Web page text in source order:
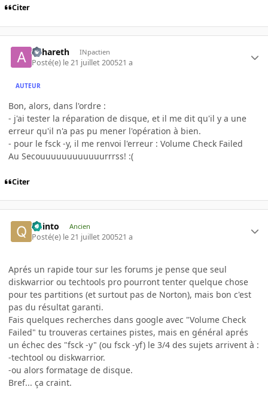
Citer
Ashareth INpactien
Posté(e) le 21 juillet 200521 a
AUTEUR
Bon, alors, dans l'ordre :
- j'ai tester la réparation de disque, et il me dit qu'il y a une
erreur qu'il n'a pas pu mener l'opération à bien.
- pour le fsck -y, il me renvoi l'erreur : Volume Check Failed
Au Secouuuuuuuuuuuurrrss! :(
Citer
quinto Ancien
Posté(e) le 21 juillet 200521 a
Aprés un rapide tour sur les forums je pense que seul
diskwarrior ou techtools pro pourront tenter quelque chose
pour tes partitions (et surtout pas de Norton), mais bon c'est
pas du résultat garanti.
Fais quelques recherches dans google avec "Volume Check
Failed" tu trouveras certaines pistes, mais en général aprés
un échec des "fsck -y" (ou fsck -yf) le 3/4 des sujets arrivent à :
-techtool ou diskwarrior.
-ou alors formatage de disque.
Bref... ça craint.